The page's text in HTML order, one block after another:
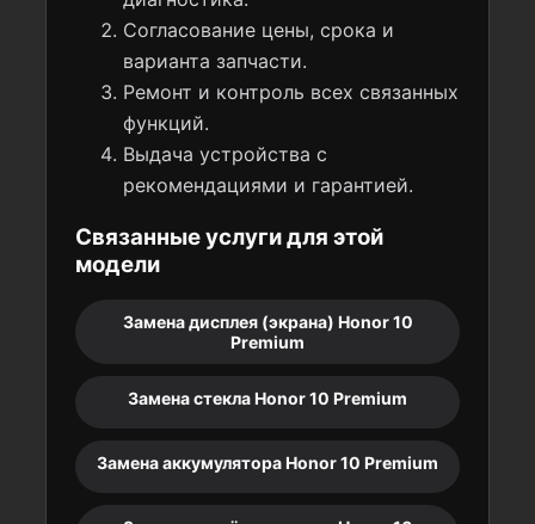
Согласование цены, срока и
варианта запчасти.
Ремонт и контроль всех связанных
функций.
Выдача устройства с
рекомендациями и гарантией.
Связанные услуги для этой
модели
Замена дисплея (экрана) Honor 10
Premium
Замена стекла Honor 10 Premium
Замена аккумулятора Honor 10 Premium